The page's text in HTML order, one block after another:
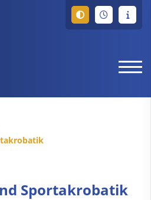
Sportakrobatik